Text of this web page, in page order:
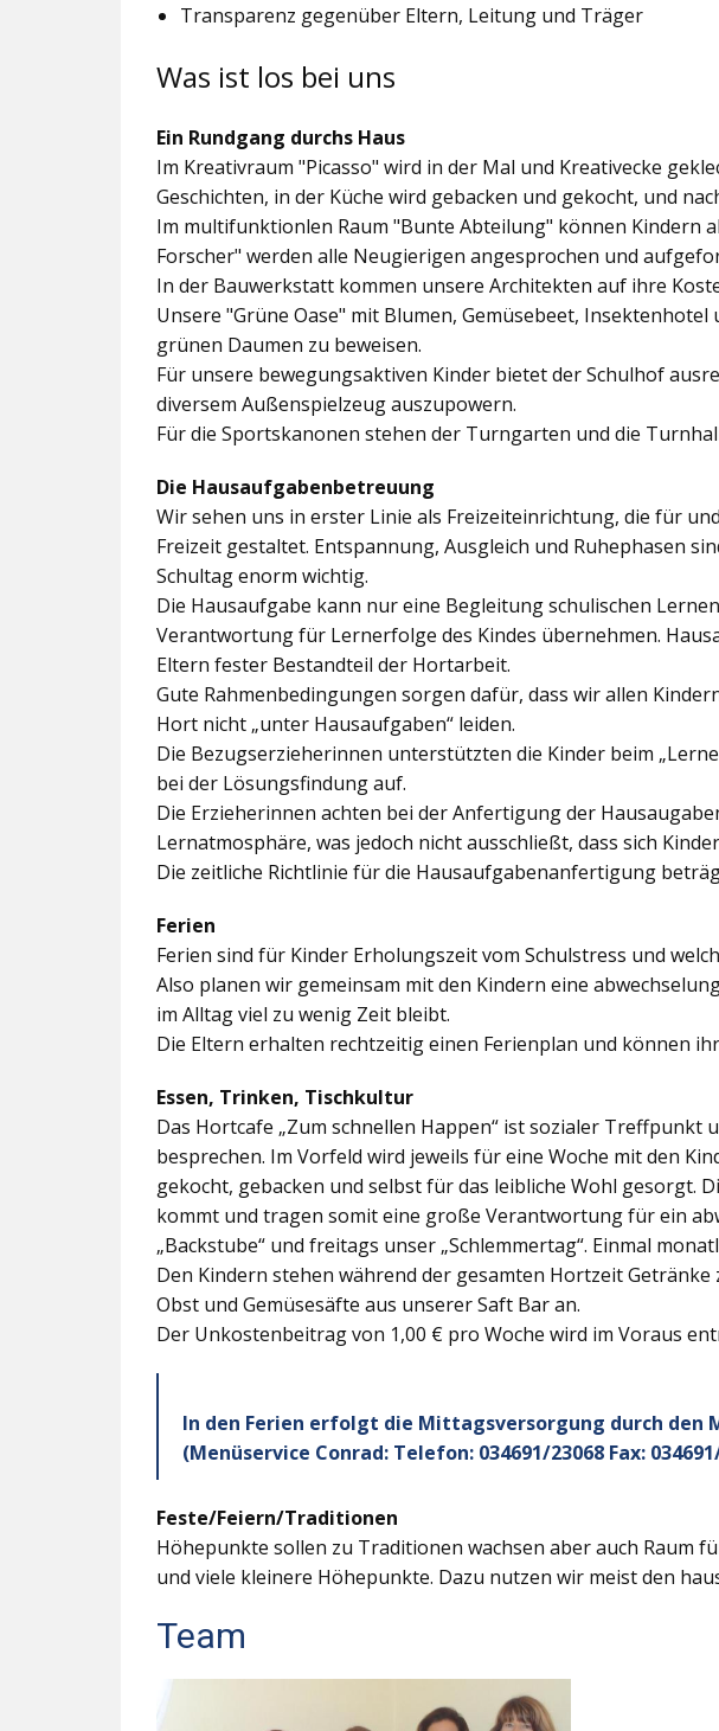
Transparenz gegenüber Eltern, Leitung und Träger
Was ist los bei uns
Ein Rundgang durchs Haus
Im Kreativraum "Picasso" wird in der Mal und Kreativecke
Geschichten, in der Küche wird gebacken und gekocht, und
Im multifunktionlen Raum "Bunte Abteilung" können Kindern
Forscher" werden alle Neugierigen angesprochen und
In der Bauwerkstatt kommen unsere Architekten auf ihre
Unsere "Grüne Oase" mit Blumen, Gemüsebeet,
grünen Daumen zu beweisen.
Für unsere bewegungsaktiven Kinder bietet derSchulhof
diversem Außenspielzeug auszupowern.
Für die Sportskanonen stehen der Turngarten und die
Die Hausaufgabenbetreuung
Wir sehen uns in erster Linie als Freizeiteinrichtung, die für
Freizeit gestaltet. Entspannung, Ausgleich und Ruhephasen
Schultag enorm wichtig.
Die Hausaufgabe kann nur eine Begleitung schulischen
Verantwortung für Lernerfolge des Kindes übernehmen.
Eltern fester Bestandteil der Hortarbeit.
Gute Rahmenbedingungen sorgen dafür, dass wir allen
Hort nicht „unter Hausaufgaben“ leiden.
Die Bezugserzieherinnen unterstützten die Kinder beim
bei der Lösungsfindung auf.
Die Erzieherinnen achten bei der Anfertigung der
Lernatmosphäre, was jedoch nicht ausschließt, dass sich
Die zeitliche Richtlinie für die Hausaufgabenanfertigung
Ferien
Ferien sind für Kinder Erholungszeit vom Schulstress und
Also planen wir gemeinsam mit den Kindern eine
im Alltag viel zu wenig Zeit bleibt.
Die Eltern erhalten rechtzeitig einen Ferienplan und können
Essen, Trinken, Tischkultur
Das Hortcafe „Zum schnellen Happen“ ist sozialer
besprechen. Im Vorfeld wird jeweils für eine Woche mit den
gekocht, gebacken und selbst für das leibliche Wohl gesorgt.
kommt und tragen somit eine große Verantwortung für ein
„Backstube“ und freitags unser „Schlemmertag“. Einmal
Den Kindern stehen während der gesamten Hortzeit
Obst und Gemüsesäfte aus unserer Saft Bar an.
Der Unkostenbeitrag von 1,00 € pro Woche wird im Voraus
In den Ferien erfolgt die Mittagsversorgung durch den
(Menüservice Conrad: Telefon: 034691/23068 Fax:
Feste/Feiern/Traditionen
Höhepunkte sollen zu Traditionen wachsen aber auch Raum
und viele kleinere Höhepunkte. Dazu nutzen wir meist den
Team